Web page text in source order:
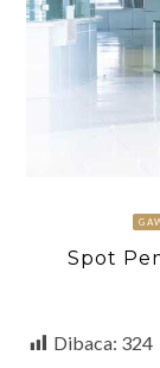
Spot
Dibaca: 324